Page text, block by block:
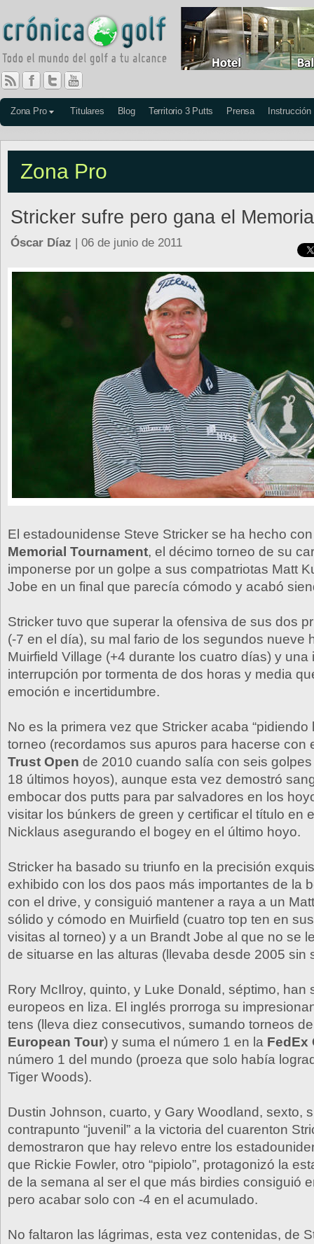
Zona Pro Titulares Blog Territorio 3 Putts Prensa Instrucción
Zona Pro
Stricker sufre pero gana el
Óscar Díaz | 06 de junio de 2011
El estadounidense Steve Stricker se ha hecho
Memorial Tournament, el décimo torneo de su
imponerse por un golpe a sus compatriotas Matt
Jobe en un final que parecía cómodo y acabó
Stricker tuvo que superar la ofensiva de sus dos
(-7 en el día), su mal fario de los segundos nueve
Muirfield Village (+4 durante los cuatro días) y una
interrupción por tormenta de dos horas y media
emoción e incertidumbre.
No es la primera vez que Stricker acaba “pidiendo
torneo (recordamos sus apuros para hacerse con
Trust Open de 2010 cuando salía con seis
18 últimos hoyos), aunque esta vez demostró
embocar dos putts para par salvadores en los
visitar los búnkers de green y certificar el título en
Nicklaus asegurando el bogey en el último hoyo.
Stricker ha basado su triunfo en la precisión
exhibido con los dos paos más importantes de la
con el drive, y consiguió mantener a raya a un
sólido y cómodo en Muirfield (cuatro top ten en
visitas al torneo) y a un Brandt Jobe al que no se
de situarse en las alturas (llevaba desde 2005 sin
Rory McIlroy, quinto, y Luke Donald, séptimo, han
europeos en liza. El inglés prorroga su
tens (lleva diez consecutivos, sumando torneos
European Tour) y suma el número 1 en la FedEx
número 1 del mundo (proeza que solo había
Tiger Woods).
Dustin Johnson, cuarto, y Gary Woodland, sexto,
contrapunto “juvenil” a la victoria del cuarenton
demostraron que hay relevo entre los
que Rickie Fowler, otro “pipiolo”, protagonizó la
de la semana al ser el que más birdies consiguió
pero acabar solo con -4 en el acumulado.
No faltaron las lágrimas, esta vez contenidas, de